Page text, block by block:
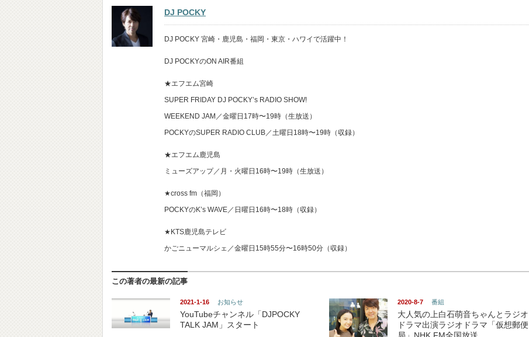
DJ POCKY
DJ POCKY 宮崎・鹿児島・福岡・東京・ハワイで活躍中！
DJ POCKYのON AIR番組
★エフエム宮崎
SUPER FRIDAY DJ POCKY’s RADIO SHOW!
WEEKEND JAM／金曜日17時〜19時（生放送）
POCKYのSUPER RADIO CLUB／土曜日18時〜19時（収録）
★エフエム鹿児島
ミューズアップ／月・火曜日16時〜19時（生放送）
★cross fm（福岡）
POCKYのK’s WAVE／日曜日16時〜18時（収録）
★KTS鹿児島テレビ
かごニューマルシェ／金曜日15時55分〜16時50分（収録）
この著者の最新の記事
2021-1-16 お知らせ
YouTubeチャンネル「DJPOCKY
TALK JAM」スタート
2020-8-7 番組
大人気の上白石萌音ちゃんとラジオ
ドラマ出演ラジオドラマ「仮想郵便